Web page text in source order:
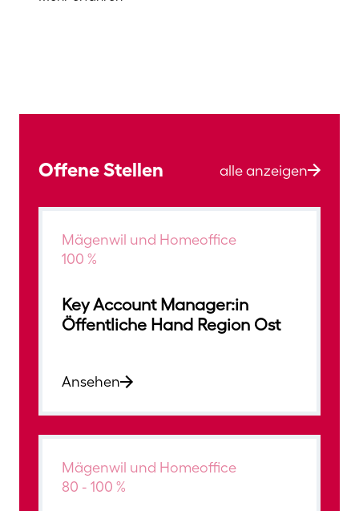
Offene Stellen alle anzeigen
Mägenwil und Homeoffice
100 %
Key Account Manager:in
Öffentliche Hand Region Ost
Ansehen
Mägenwil und Homeoffice
80 - 100 %